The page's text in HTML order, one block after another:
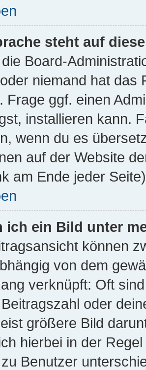
steht auf
Board-
niemand hat das
Frage ggf. einen
installieren kann.
wenn du es
auf der Website
am Ende jeder
ich ein Bild unter
können
von dem
verknüpft: Oft
oder
größere Bild
hierbei in der
Benutzer